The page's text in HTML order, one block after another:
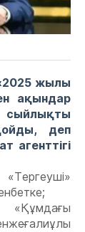
жылы
ақындар
сыйлықты
деп
агенттігі
«Құмдағы